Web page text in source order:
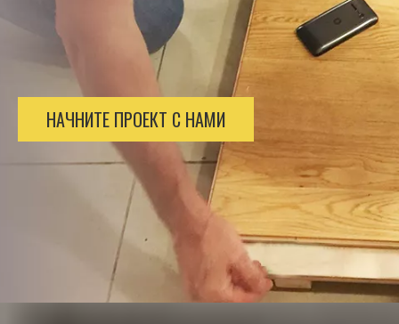
НАЧНИТЕ ПРОЕКТ С НАМИ